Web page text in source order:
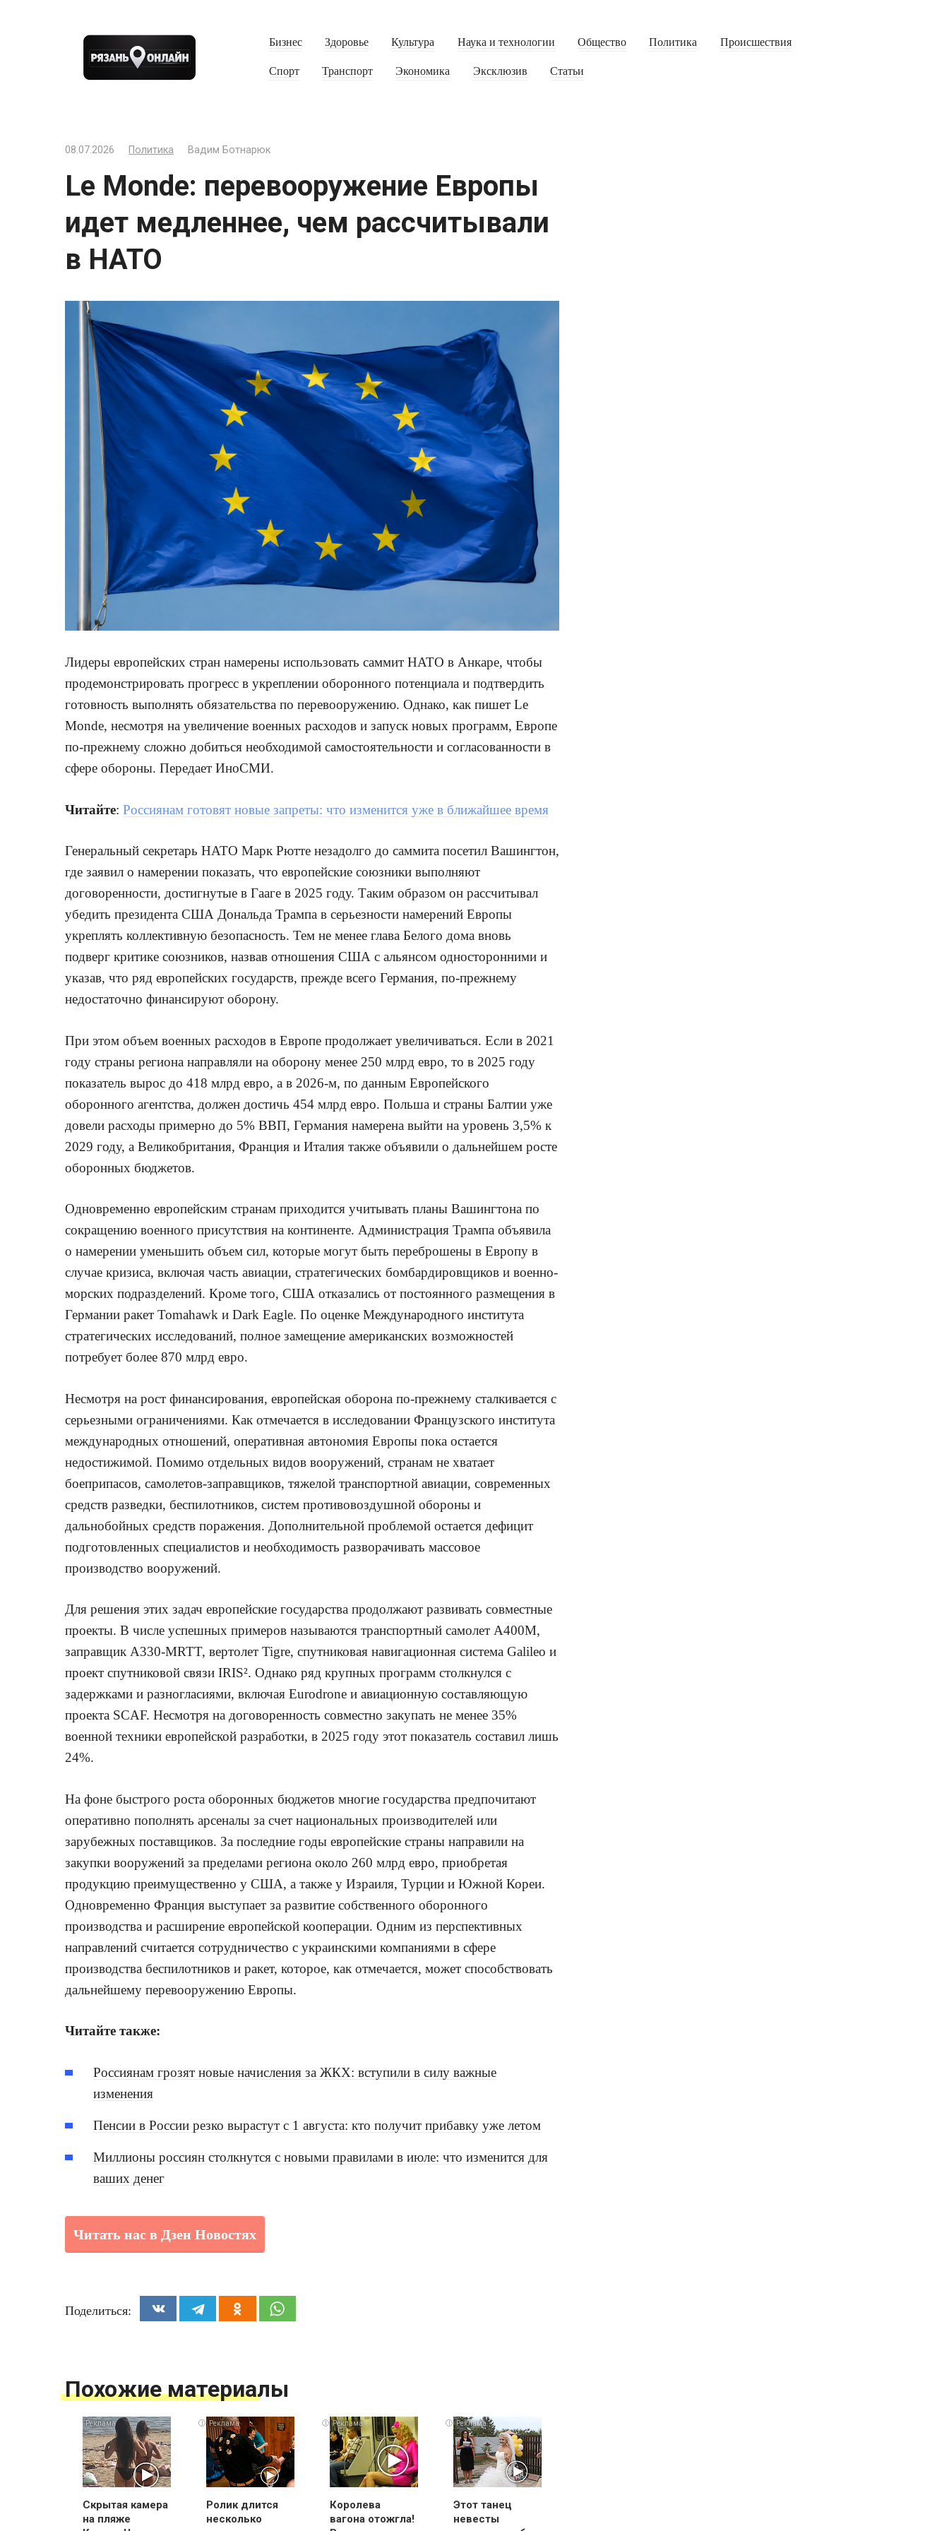
Бизнес Здоровье Культура Наука и технологии Общество Политика Происшествия
Спорт Транспорт Экономика Эксклюзив Статьи
08.07.2026 Политика Вадим Ботнарюк
Le Monde: перевооружение Европы
идет медленнее, чем рассчитывали
в НАТО
Лидеры европейских стран намерены использовать саммит НАТО в Анкаре, чтобы
продемонстрировать прогресс в укреплении оборонного потенциала и подтвердить
готовность выполнять обязательства по перевооружению. Однако, как пишет Le
Monde, несмотря на увеличение военных расходов и запуск новых программ, Европе
по-прежнему сложно добиться необходимой самостоятельности и согласованности в
сфере обороны. Передает ИноСМИ.
Читайте: Россиянам готовят новые запреты: что изменится уже в ближайшее время
Генеральный секретарь НАТО Марк Рютте незадолго до саммита посетил Вашингтон,
где заявил о намерении показать, что европейские союзники выполняют
договоренности, достигнутые в Гааге в 2025 году. Таким образом он рассчитывал
убедить президента США Дональда Трампа в серьезности намерений Европы
укреплять коллективную безопасность. Тем не менее глава Белого дома вновь
подверг критике союзников, назвав отношения США с альянсом односторонними и
указав, что ряд европейских государств, прежде всего Германия, по-прежнему
недостаточно финансируют оборону.
При этом объем военных расходов в Европе продолжает увеличиваться. Если в 2021
году страны региона направляли на оборону менее 250 млрд евро, то в 2025 году
показатель вырос до 418 млрд евро, а в 2026-м, по данным Европейского
оборонного агентства, должен достичь 454 млрд евро. Польша и страны Балтии уже
довели расходы примерно до 5% ВВП, Германия намерена выйти на уровень 3,5% к
2029 году, а Великобритания, Франция и Италия также объявили о дальнейшем росте
оборонных бюджетов.
Одновременно европейским странам приходится учитывать планы Вашингтона по
сокращению военного присутствия на континенте. Администрация Трампа объявила
о намерении уменьшить объем сил, которые могут быть переброшены в Европу в
случае кризиса, включая часть авиации, стратегических бомбардировщиков и военно-
морских подразделений. Кроме того, США отказались от постоянного размещения в
Германии ракет Tomahawk и Dark Eagle. По оценке Международного института
стратегических исследований, полное замещение американских возможностей
потребует более 870 млрд евро.
Несмотря на рост финансирования, европейская оборона по-прежнему сталкивается с
серьезными ограничениями. Как отмечается в исследовании Французского института
международных отношений, оперативная автономия Европы пока остается
недостижимой. Помимо отдельных видов вооружений, странам не хватает
боеприпасов, самолетов-заправщиков, тяжелой транспортной авиации, современных
средств разведки, беспилотников, систем противовоздушной обороны и
дальнобойных средств поражения. Дополнительной проблемой остается дефицит
подготовленных специалистов и необходимость разворачивать массовое
производство вооружений.
Для решения этих задач европейские государства продолжают развивать совместные
проекты. В числе успешных примеров называются транспортный самолет A400M,
заправщик A330-MRTT, вертолет Tigre, спутниковая навигационная система Galileo и
проект спутниковой связи IRIS². Однако ряд крупных программ столкнулся с
задержками и разногласиями, включая Eurodrone и авиационную составляющую
проекта SCAF. Несмотря на договоренность совместно закупать не менее 35%
военной техники европейской разработки, в 2025 году этот показатель составил лишь
24%.
На фоне быстрого роста оборонных бюджетов многие государства предпочитают
оперативно пополнять арсеналы за счет национальных производителей или
зарубежных поставщиков. За последние годы европейские страны направили на
закупки вооружений за пределами региона около 260 млрд евро, приобретая
продукцию преимущественно у США, а также у Израиля, Турции и Южной Кореи.
Одновременно Франция выступает за развитие собственного оборонного
производства и расширение европейской кооперации. Одним из перспективных
направлений считается сотрудничество с украинскими компаниями в сфере
производства беспилотников и ракет, которое, как отмечается, может способствовать
дальнейшему перевооружению Европы.
Читайте также:
Россиянам грозят новые начисления за ЖКХ: вступили в силу важные
изменения
Пенсии в России резко вырастут с 1 августа: кто получит прибавку уже летом
Миллионы россиян столкнутся с новыми правилами в июле: что изменится для
ваших денег
Читать нас в Дзен Новостях
Поделиться:
Похожие материалы
i
Скрытая камера
на пляже
i
Ролик длится
несколько
i
Королева
вагона отожгла!
Этот танец
невесты